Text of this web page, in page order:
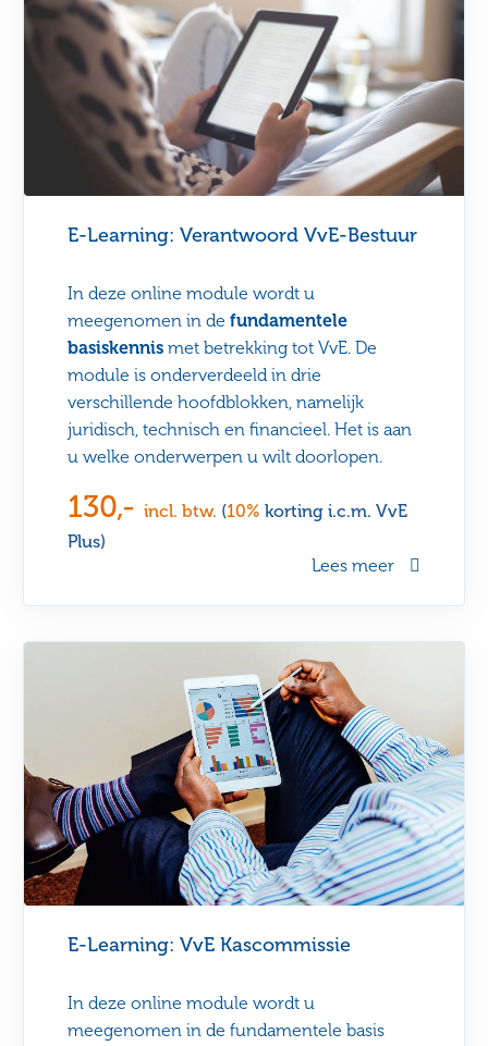
E-Learning: VvE Kascommissie
In deze online module wordt u
meegenomen in de fundamentele basis
E-Learning: Verantwoord VvE-Bestuur
In deze online module wordt u
meegenomen in defundamentele
basiskennis met betrekking tot VvE. De
module is onderverdeeld in drie
verschillende hoofdblokken, namelijk
juridisch, technisch en financieel. Het is aan
u welke onderwerpen u wilt doorlopen.
130,-incl. btw. (10%korting i.c.m. VvE
Plus)
Lees meer